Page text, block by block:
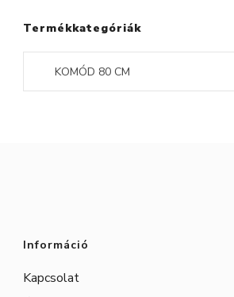
Termékkategóriák
KOMÓD 80 CM
Információ
Kapcsolat